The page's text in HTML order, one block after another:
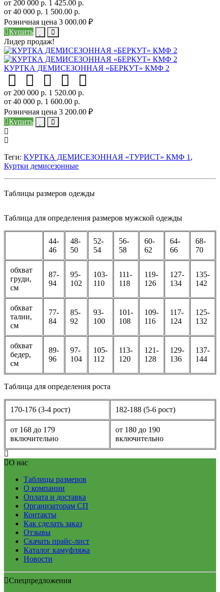
от 200 000 р. 1 425.00 р.
от 40 000 р. 1 500.00 р.
Розничная цена 3 000.00 ₽
Купить
Лидер продаж!
КУРТКА ДЕМИСЕЗОННАЯ «БЕРКУТ» КМФ 2
от 200 000 р. 1 520.00 р.
от 40 000 р. 1 600.00 р.
Розничная цена 3 200.00 ₽
Купить
Теги: КУРТКА ДЕМИСЕЗОННАЯ «ТУРИСТ» КМФ 1 ,
Куртки демисезонные
Таблицы размеров одежды
Таблица для определения размеров мужской одежды
44-
46
48-
50
52-
54
56-
58
60-
62
64-
66
68-
70
обхват
груди,
см
87-
94
95-
102
103-
110
111-
118
119-
126
127-
134
135-
142
обхват
талии,
см
77-
84
85-
92
93-
100
101-
108
109-
116
117-
124
125-
132
обхват
бедер,
см
89-
96
97-
104
105-
112
113-
120
121-
128
129-
136
137-
144
Таблица для определения роста
170-176 (3-4 рост) 182-188 (5-6 рост)
от 168 до 179
включительно
от 180 до 190
включительно
О нас
Таблицы размеров
О компании
Оплата и доставка
Организаторам СП
Контакты
Как сделать заказ
Отзывы
Скачать прайс-лист
Каталог камуфляжа
Новости
Спецпредложения